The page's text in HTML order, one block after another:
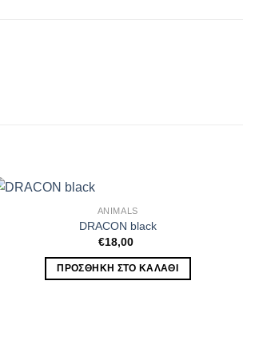
ANIMALS
DRACON black
€18,00
ΠΡΟΣΘΉΚΗ ΣΤΟ ΚΑΛΆΘΙ